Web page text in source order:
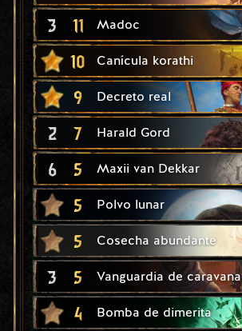
3 11 Madoc
10 Canícula korathi
9 Decreto real
2 7 Harald Gord
6 5 Maxii van Dekkar
5 Polvo lunar
5 Cosecha abundante
3 5 Vanguardia de caravana
4 Bomba de dimerita